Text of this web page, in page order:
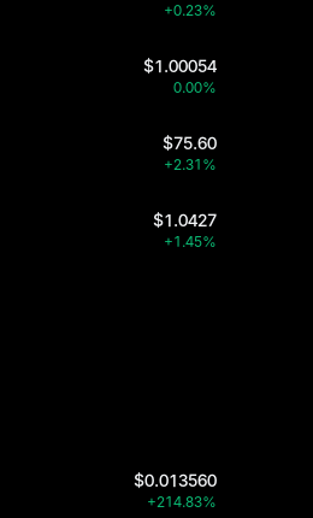
+0.23%
$1.00054
0.00%
$75.60
+2.31%
$1.0427
+1.45%
$0.013560
+214.83%